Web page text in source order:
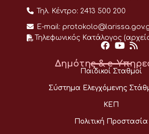
Τηλ. Κέντρο: 2413 500 200
E-mail:
Τηλεφωνικός Κατάλογος
Δημότης & e-
Παιδικοί Σταθμοί
Σύστημα Ελεγχόμενης
ΚΕΠ
Πολιτική Προστασία